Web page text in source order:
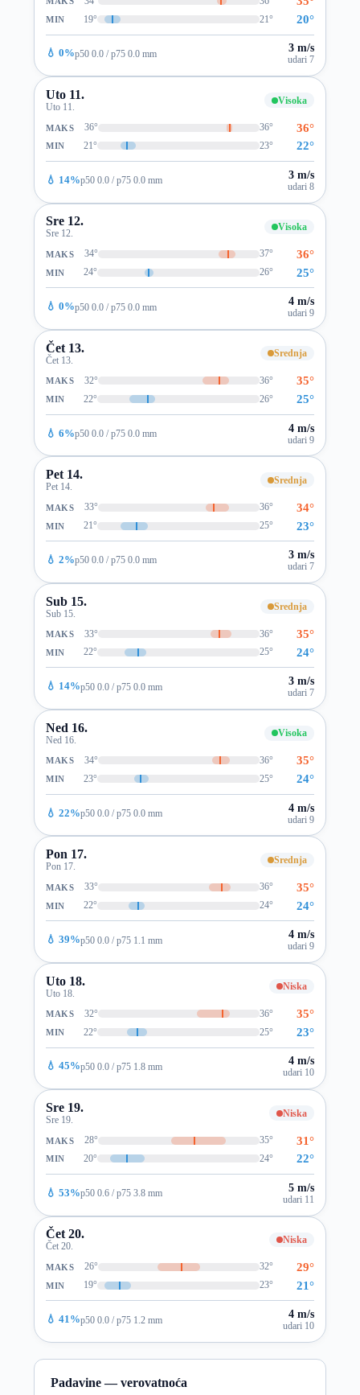
MIN 19° 21° 20°
💧 0%p50 0.0 / p75 0.0 mm 3 m/s
udari 7
Uto 11.
Uto 11.
Visoka
MAKS 36° 36° 36°
MIN 21° 23° 22°
💧 14%p50 0.0 / p75 0.0 mm 3 m/s
udari 8
Sre 12.
Sre 12.
Visoka
MAKS 34° 37° 36°
MIN 24° 26° 25°
💧 0%p50 0.0 / p75 0.0 mm 4 m/s
udari 9
Čet 13.
Čet 13.
Srednja
MAKS 32° 36° 35°
MIN 22° 26° 25°
💧 6%p50 0.0 / p75 0.0 mm 4 m/s
udari 9
Pet 14.
Pet 14.
Srednja
MAKS 33° 36° 34°
MIN 21° 25° 23°
💧 2%p50 0.0 / p75 0.0 mm 3 m/s
udari 7
Sub 15.
Sub 15.
Srednja
MAKS 33° 36° 35°
MIN 22° 25° 24°
💧 14%p50 0.0 / p75 0.0 mm 3 m/s
udari 7
Ned 16.
Ned 16.
Visoka
MAKS 34° 36° 35°
MIN 23° 25° 24°
💧 22%p50 0.0 / p75 0.0 mm 4 m/s
udari 9
Pon 17.
Pon 17.
Srednja
MAKS 33° 36° 35°
MIN 22° 24° 24°
💧 39%p50 0.0 / p75 1.1 mm 4 m/s
udari 9
Uto 18.
Uto 18.
Niska
MAKS 32° 36° 35°
MIN 22° 25° 23°
💧 45%p50 0.0 / p75 1.8 mm 4 m/s
udari 10
Sre 19.
Sre 19.
Niska
MAKS 28° 35° 31°
MIN 20° 24° 22°
💧 53%p50 0.6 / p75 3.8 mm 5 m/s
udari 11
Čet 20.
Čet 20.
Niska
MAKS 26° 32° 29°
MIN 19° 23° 21°
💧 41%p50 0.0 / p75 1.2 mm 4 m/s
udari 10
Padavine — verovatnoća